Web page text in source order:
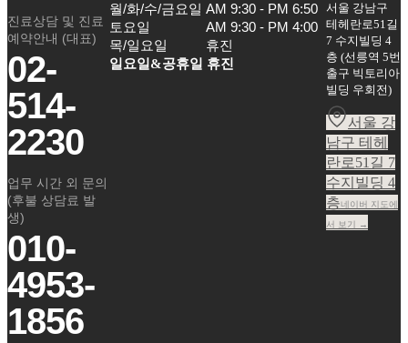
진료상담 및 진료
예약안내 (대표)
02-
514-
2230
업무 시간 외 문의
(후불 상담료 발
생)
010-
4953-
1856
월/화/수/금요일
토요일
목/일요일
AM 9:30 - PM 6:50
AM 9:30 - PM 4:00
휴진
일요일&공휴일 휴진
서울 강남구
테헤란로51길
7 수지빌딩 4
층 (선릉역 5번
출구 빅토리아
빌딩 우회전)
서울 강
남구 테헤
란로51길 7
수지빌딩 4
층네이버 지도에
서 보기 →